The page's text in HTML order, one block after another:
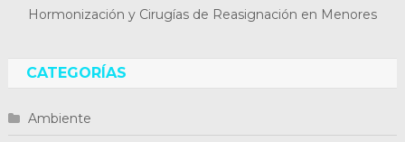
Hormonización y Cirugías de Reasignación en Menores
CATEGORÍAS
Ambiente